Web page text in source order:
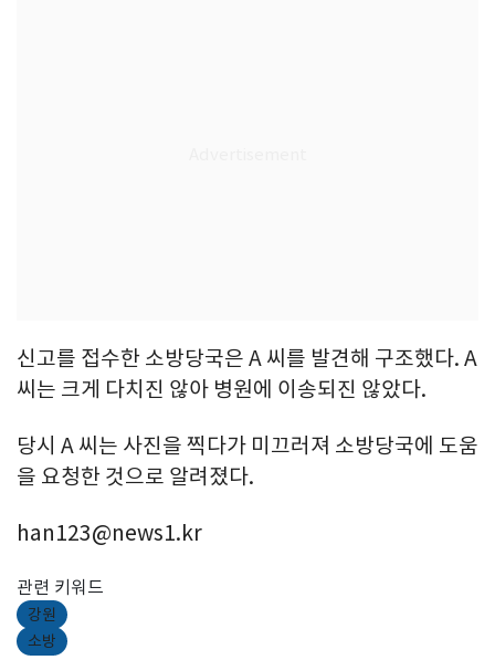
신고를 접수한 소방당국은 A 씨를 발견해 구조했다. A
씨는 크게 다치진 않아 병원에 이송되진 않았다.
당시 A 씨는 사진을 찍다가 미끄러져 소방당국에 도움
을 요청한 것으로 알려졌다.
han123@news1.kr
관련 키워드
강원
소방